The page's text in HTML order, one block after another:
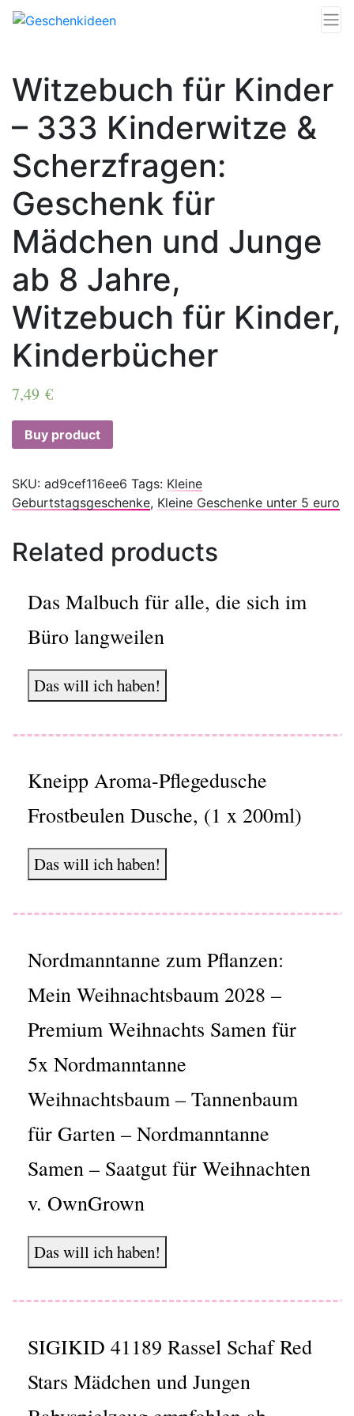
Witzebuch für Kinder
– 333 Kinderwitze &
Scherzfragen:
Geschenk für
Mädchen und Junge
ab 8 Jahre,
Witzebuch für Kinder,
Kinderbücher
7,49 €
Buy product
SKU: ad9cef116ee6 Tags: Kleine
Geburtstagsgeschenke, Kleine Geschenke unter 5 euro
Related products
Das Malbuch für alle, die sich im
Büro langweilen
Das will ich haben!
Kneipp Aroma-Pflegedusche
Frostbeulen Dusche, (1 x 200ml)
Das will ich haben!
Nordmanntanne zum Pflanzen:
Mein Weihnachtsbaum 2028 –
Premium Weihnachts Samen für
5x Nordmanntanne
Weihnachtsbaum – Tannenbaum
für Garten – Nordmanntanne
Samen – Saatgut für Weihnachten
v. OwnGrown
Das will ich haben!
SIGIKID 41189 Rassel Schaf Red
Stars Mädchen und Jungen